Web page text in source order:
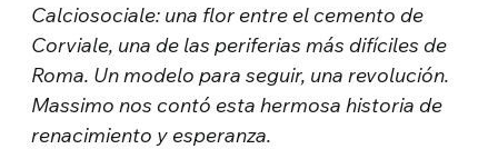
Calciosociale: una flor entre el cemento de
Corviale, una de las periferias más difíciles de
Roma. Un modelo para seguir, una revolución.
Massimo nos contó esta hermosa historia de
renacimiento y esperanza.